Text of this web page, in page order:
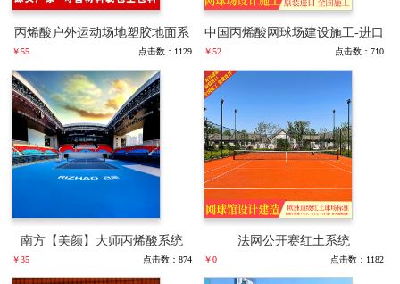
丙烯酸户外运动场地塑胶地面系
统/材料销售/工程施工与设计
￥55 点击数：1129
中国丙烯酸网球场建设施工-进口
丙烯酸网球场材料厂家
￥52 点击数：710
南方【美颜】大师丙烯酸系统
￥35 点击数：874
法网公开赛红土系统
￥0 点击数：1182